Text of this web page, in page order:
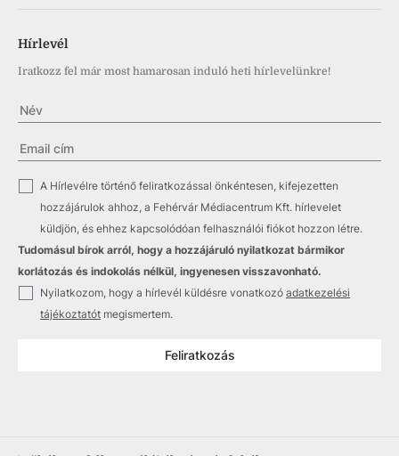
Hírlevél
Iratkozz fel már most hamarosan induló heti hírlevelünkre!
A Hírlevélre történő feliratkozással önkéntesen, kifejezetten
hozzájárulok ahhoz, a Fehérvár Médiacentrum Kft. hírlevelet
küldjön, és ehhez kapcsolódóan felhasználói fiókot hozzon létre.
Tudomásul bírok arról, hogy a hozzájáruló nyilatkozat bármikor
korlátozás és indokolás nélkül, ingyenesen visszavonható.
Nyilatkozom, hogy a hírlevél küldésre vonatkozó adatkezelési
tájékoztatót megismertem.
Feliratkozás